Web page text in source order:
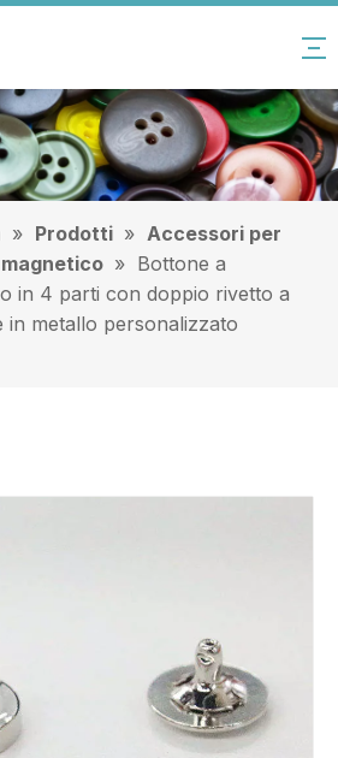
» Prodotti » Accessori per
» Bottone a
in 4 parti con doppio rivetto a
in metallo personalizzato